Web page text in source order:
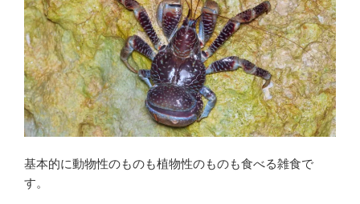
基本的に動物性のものも植物性のものも食べる雑食で
す。